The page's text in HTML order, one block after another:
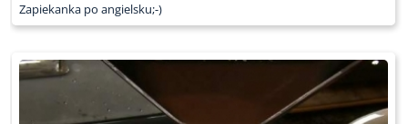
Zapiekanka po angielsku;-)